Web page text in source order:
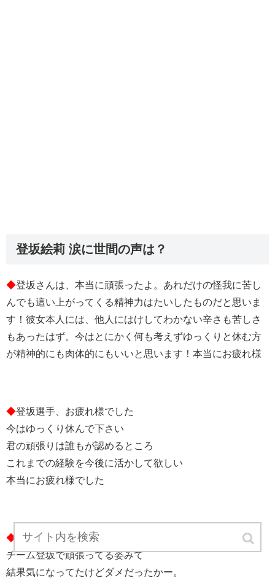
登坂絵莉 涙に世間の声は？
◆登坂さんは、本当に頑張ったよ。あれだけの怪我に苦し
んでも這い上がってくる精神力はたいしたものだと思いま
す！彼女本人には、他人にはけしてわかない辛さも苦しさ
もあったはず。今はとにかく何も考えずゆっくりと休む方
が精神的にも肉体的にもいいと思います！本当にお疲れ様
◆登坂選手、お疲れ様でした
今はゆっくり休んで下さい
君の頑張りは誰もが認めるところ
これまでの経験を今後に活かして欲しい
本当にお疲れ様でした
◆
昨日テレビで特集やってて
チーム登坂で頑張ってる姿みて
結果気になってたけどダメだったかー。